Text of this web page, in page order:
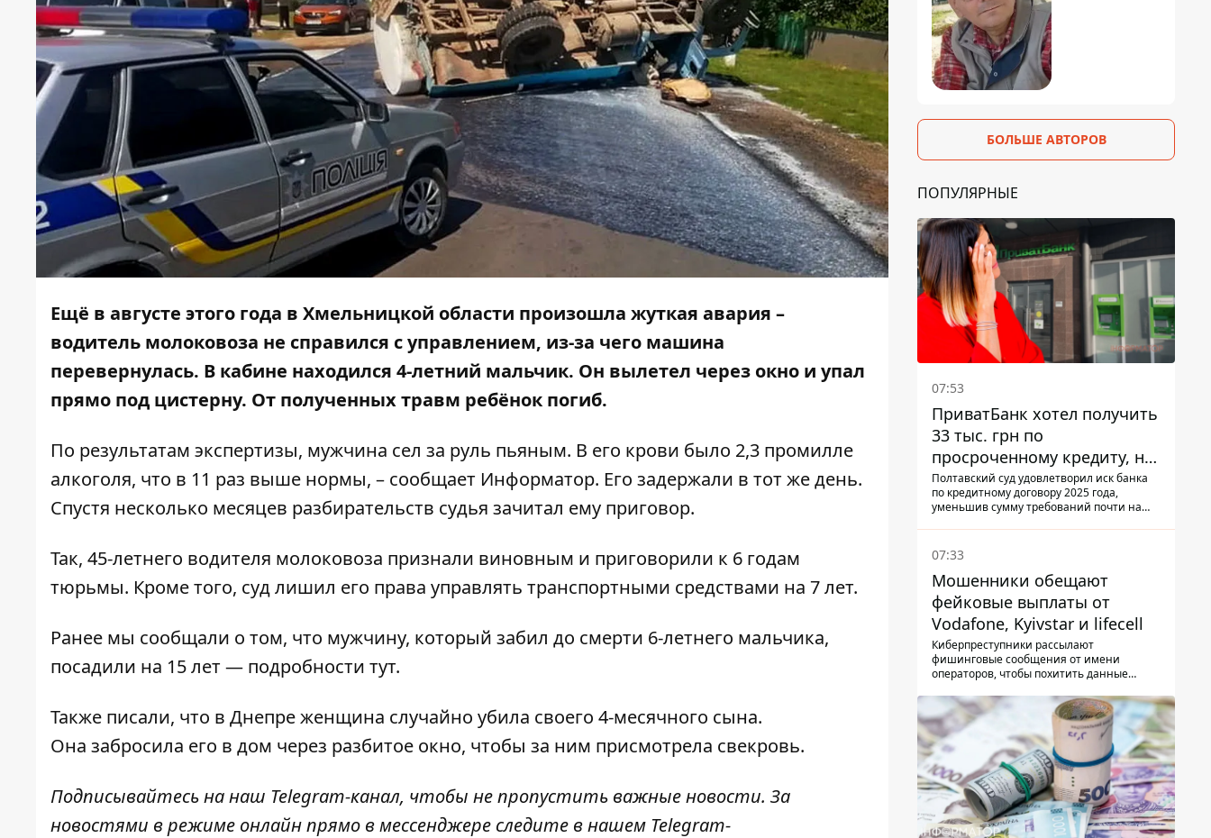
Ещё в августе этого года в Хмельницкой области произошла жуткая авария –
водитель молоковоза не справился с управлением, из-за чего машина
перевернулась. В кабине находился 4-летний мальчик. Он вылетел через окно и упал
прямо под цистерну. От полученных травм ребёнок погиб.
По результатам экспертизы, мужчина сел за руль пьяным. В его крови было 2,3 промилле
алкоголя, что в 11 раз выше нормы, – сообщает Информатор. Его задержали в тот же день.
Спустя несколько месяцев разбирательств судья зачитал ему приговор.
Так, 45-летнего водителя молоковоза признали виновным и приговорили к 6 годам
тюрьмы. Кроме того, суд лишил его права управлять транспортными средствами на 7 лет.
Ранее мы сообщали о том, что мужчину, который забил до смерти 6-летнего мальчика,
посадили на 15 лет — подробности тут.
Также писали, что в Днепре женщина случайно убила своего 4-месячного сына.
Она забросила его в дом через разбитое окно, чтобы за ним присмотрела свекровь.
Подписывайтесь на наш Telegram-канал, чтобы не пропустить важные новости. За
новостями в режиме онлайн прямо в мессенджере следите в нашем Telegram-
БОЛЬШЕ АВТОРОВ
ПОПУЛЯРНЫЕ
07:53
ПриватБанк хотел получить
33 тыс. грн по
просроченному кредиту, но
суд взыскал с должницы
только 22 тыс. грн
Полтавский суд удовлетворил иск банка
по кредитному договору 2025 года,
уменьшив сумму требований почти на
07:33
Мошенники обещают
фейковые выплаты от
Vodafone, Kyivstar и lifecell
Киберпреступники рассылают
фишинговые сообщения от имени
операторов, чтобы похитить данные